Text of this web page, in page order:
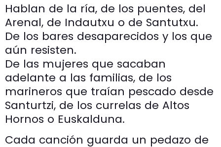
Hablan de la ría, de los puentes, del
Arenal, de Indautxu o de Santutxu.
De los bares desaparecidos y los que
aún resisten.
De las mujeres que sacaban
adelante a las familias, de los
marineros que traían pescado desde
Santurtzi, de los currelas de Altos
Hornos o Euskalduna.
Cada canción guarda un pedazo de